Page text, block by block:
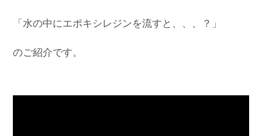
「水の中にエポキシレジンを流すと、、、？」
のご紹介です。